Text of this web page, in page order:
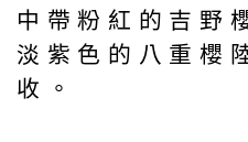
中帶粉紅的吉野
淡紫色的八重櫻
收。